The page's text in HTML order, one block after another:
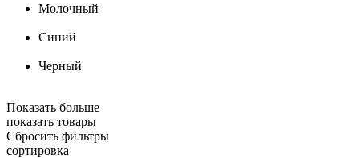
Молочный
Синий
Черный
Показать больше
показать товары
Сбросить фильтры
сортировка